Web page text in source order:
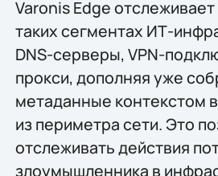
Varonis Edge
таких сегментах ИТ-
DNS-серверы, VPN-
прокси, дополняя уже
метаданные контекстом
из периметра сети. Это
отслеживать действия
злоумышленника в